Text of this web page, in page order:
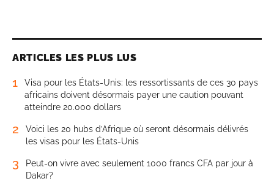
ARTICLES LES PLUS LUS
1
Visa pour les États-Unis: les ressortissants de ces 30 pays
africains doivent désormais payer une caution pouvant
atteindre 20.000 dollars
2
Voici les 20 hubs d’Afrique où seront désormais délivrés
les visas pour les États-Unis
3
Peut-on vivre avec seulement 1000 francs CFA par jour à
Dakar?